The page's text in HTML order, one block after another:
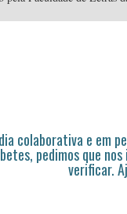
colaborativa e em
pedimos que
verificar.